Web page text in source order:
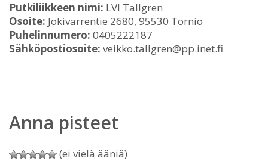
Putkiliikkeen nimi: LVI Tallgren
Osoite: Jokivarrentie 2680, 95530 Tornio
Puhelinnumero: 0405222187
Sähköpostiosoite: veikko.tallgren@pp.inet.fi
Anna pisteet
(ei vielä ääniä)